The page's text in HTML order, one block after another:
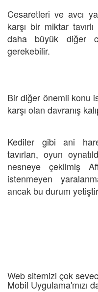
Cesaretleri ve avcı
karşı bir miktar
daha büyük diğer
gerekebilir.
Bir diğer önemli konu
karşı olan davranış
Kediler gibi ani
tavırları, oyun
nesneye çekilmiş
istenmeyen
ancak bu durum
Web sitemizi çok
Mobil Uygulama'mızı